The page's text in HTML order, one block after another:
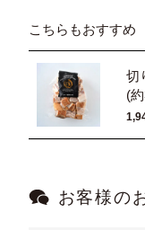
こちらもおすすめ
切
(
お客様の